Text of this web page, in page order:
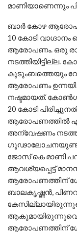
മാണിയാണെന്നും
ബാർ കോഴ
10 കോടി
ആരോപണം. ഒരു
കുടുംബത്തെയും
ആരോപണം
നഷ്ടമായത്.
20 കോടി
ആരോപണത്തിൽ
അന്വേഷണം
ജോസ് കെ മാണി
ആവശ്യപ്പെട്ട്
ആരോപണത്തിന്
ബാലകൃഷ്ണൻ,
ആരോപണത്തിന്